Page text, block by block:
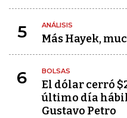
5 ANÁLISIS
Más Hayek,
6 BOLSAS
El dólar cerró
último día
Gustavo Petro